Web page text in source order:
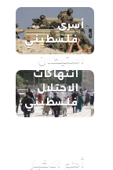
أسرى
فلسطيني
استيطان
انتهاكات
الاحتلال
فلسطيني
أهم الاخبار